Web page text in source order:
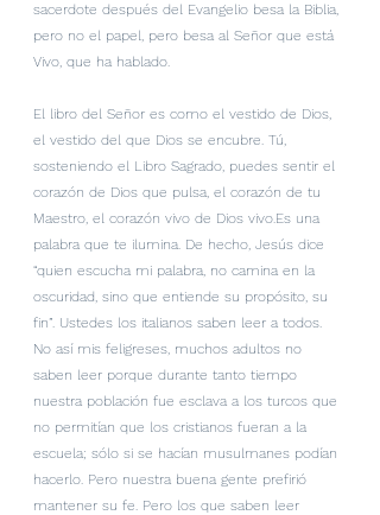
sacerdote después del Evangelio besa la Biblia,
pero no el papel, pero besa al Señor que está
Vivo, que ha hablado.
El libro del Señor es como el vestido de Dios,
el vestido del que Dios se encubre. Tú,
sosteniendo el Libro Sagrado, puedes sentir el
corazón de Dios que pulsa, el corazón de tu
Maestro, el corazón vivo de Dios vivo.Es una
palabra que te ilumina. De hecho, Jesús dice
“quien escucha mi palabra, no camina en la
oscuridad, sino que entiende su propósito, su
fin”. Ustedes los italianos saben leer a todos.
No así mis feligreses, muchos adultos no
saben leer porque durante tanto tiempo
nuestra población fue esclava a los turcos que
no permitían que los cristianos fueran a la
escuela; sólo si se hacían musulmanes podían
hacerlo. Pero nuestra buena gente prefirió
mantener su fe. Pero los que saben leer